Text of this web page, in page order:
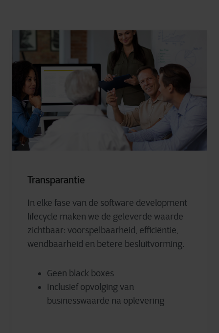
Transparantie
In elke fase van de software development
lifecycle maken we de geleverde waarde
zichtbaar: voorspelbaarheid, efficiëntie,
wendbaarheid en betere besluitvorming.
Geen black boxes
Inclusief opvolging van
businesswaarde na oplevering